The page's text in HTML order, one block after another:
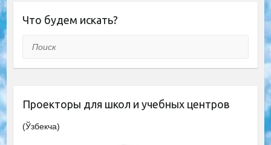
Что будем искать?
Поиск
Проекторы для школ и учебных центров
(Ўзбекча)